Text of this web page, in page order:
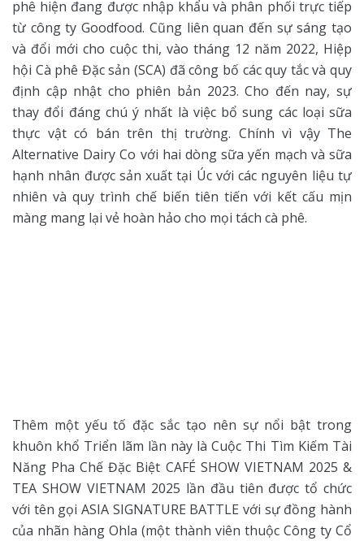
phê hiện đang được nhập khẩu và phân phối trực tiếp
từ công ty Goodfood. Cũng liên quan đến sự sáng tạo
và đổi mới cho cuộc thi, vào tháng 12 năm 2022, Hiệp
hội Cà phê Đặc sản (SCA) đã công bố các quy tắc và quy
định cập nhật cho phiên bản 2023. Cho đến nay, sự
thay đổi đáng chú ý nhất là việc bổ sung các loại sữa
thực vật có bán trên thị trường. Chính vì vậy The
Alternative Dairy Co với hai dòng sữa yến mạch và sữa
hạnh nhân được sản xuất tại Úc với các nguyên liệu tự
nhiên và quy trình chế biến tiên tiến với kết cấu mịn
màng mang lại vẻ hoàn hảo cho mọi tách cà phê.
Thêm một yếu tố đặc sắc tạo nên sự nổi bật trong
khuôn khổ Triển lãm lần này là Cuộc Thi Tìm Kiếm Tài
Năng Pha Chế Đặc Biệt CAFÉ SHOW VIETNAM 2025 &
TEA SHOW VIETNAM 2025 lần đầu tiên được tổ chức
với tên gọi ASIA SIGNATURE BATTLE với sự đồng hành
của nhãn hàng Ohla (một thành viên thuộc Công ty Cổ